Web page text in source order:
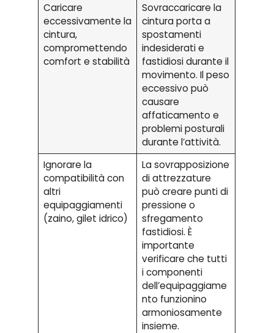
Caricare
eccessivamente la
cintura,
compromettendo
comfort e stabilità
Sovraccaricare la
cintura porta a
spostamenti
indesiderati e
fastidiosi durante il
movimento. Il peso
eccessivo può
causare
affaticamento e
problemi posturali
durante l’attività.
Ignorare la
compatibilità con
altri
equipaggiamenti
(zaino, gilet idrico)
La sovrapposizione
di attrezzature
può creare punti di
pressione o
sfregamento
fastidiosi. È
importante
verificare che tutti
i componenti
dell’equipaggiame
nto funzionino
armoniosamente
insieme.